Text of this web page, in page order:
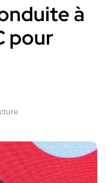
à
pour